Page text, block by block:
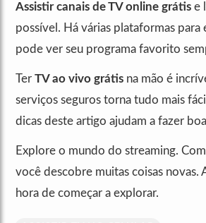
Assistir canais de TV online grátis e
possível. Há várias plataformas para
pode ver seu programa favorito
Ter TV ao vivo grátis na mão é
serviços seguros torna tudo mais
dicas deste artigo ajudam a fazer
Explore o mundo do streaming.
você descobre muitas coisas novas.
hora de começar a explorar.